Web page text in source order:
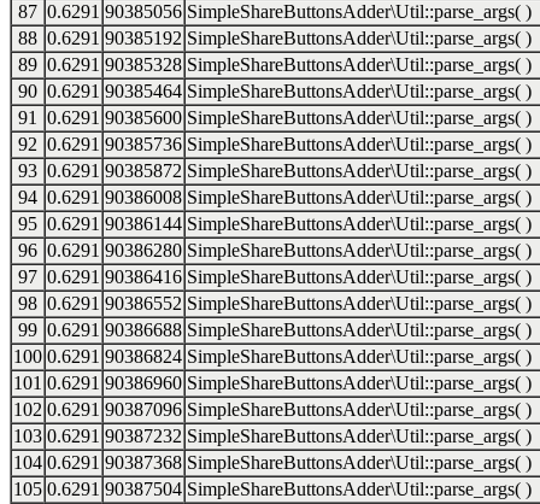
87 0.6291 90385056 SimpleShareButtonsAdder\Util::parse_args( )
88 0.6291 90385192 SimpleShareButtonsAdder\Util::parse_args( )
89 0.6291 90385328 SimpleShareButtonsAdder\Util::parse_args( )
90 0.6291 90385464 SimpleShareButtonsAdder\Util::parse_args( )
91
0.6291 90385600 SimpleShareButtonsAdder\Util::parse_args( )
92 0.6291 90385736 SimpleShareButtonsAdder\Util::parse_args( )
93 0.6291 90385872 SimpleShareButtonsAdder\Util::parse_args( )
94 0.6291 90386008 SimpleShareButtonsAdder\Util::parse_args( )
95 0.6291 90386144 SimpleShareButtonsAdder\Util::parse_args( )
96 0.6291 90386280 SimpleShareButtonsAdder\Util::parse_args( )
97 0.6291 90386416 SimpleShareButtonsAdder\Util::parse_args( )
98 0.6291 90386552 SimpleShareButtonsAdder\Util::parse_args( )
99 0.6291 90386688 SimpleShareButtonsAdder\Util::parse_args( )
100 0.6291 90386824 SimpleShareButtonsAdder\Util::parse_args( )
101 0.6291 90386960 SimpleShareButtonsAdder\Util::parse_args( )
102 0.6291 90387096 SimpleShareButtonsAdder\Util::parse_args( )
103 0.6291 90387232 SimpleShareButtonsAdder\Util::parse_args( )
104 0.6291 90387368 SimpleShareButtonsAdder\Util::parse_args( )
105 0.6291 90387504 SimpleShareButtonsAdder\Util::parse_args( )